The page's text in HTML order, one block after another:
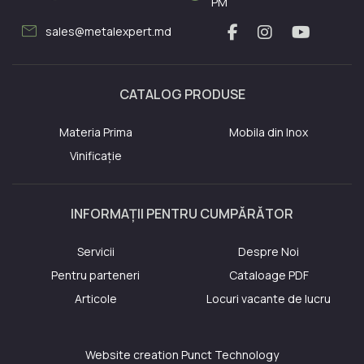
mail sales@metalexpert.md
CATALOG PRODUSE
Materia Prima
Mobila din Inox
Vinificație
INFORMAȚII PENTRU CUMPĂRĂTOR
Servicii
Despre Noi
Pentru parteneri
Cataloage PDF
Articole
Locuri vacante de lucru
Website creation Punct Technology